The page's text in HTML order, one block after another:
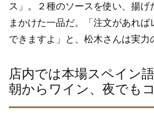
ス」。２種のソースを使い、揚
まかけた一品だ。「注文があれば
できますよ」と、松木さんは実力
店内では本場スペイン
朝からワイン、夜でも